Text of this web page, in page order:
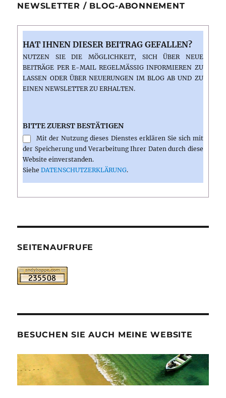
NEWSLETTER / BLOG-ABONNEMENT
HAT IHNEN DIESER BEITRAG GEFALLEN?
NUTZEN SIE DIE MÖGLICHKEIT, SICH ÜBER NEUE
BEITRÄGE PER E-MAIL REGELMÄSSIG INFORMIEREN ZU L
ASSEN ODER ÜBER NEUERUNGEN IM BLOG AB UND ZU E
INEN NEWSLETTER ZU ERHALTEN.
BITTE ZUERST BESTÄTIGEN
Mit der Nutzung dieses Dienstes erklären Sie sich mit
der Speicherung und Verarbeitung Ihrer Daten durch diese
Website einverstanden.
SieheDATENSCHUTZERKLÄRUNG.
SEITENAUFRUFE
BESUCHEN SIE AUCH MEINE WEBSITE